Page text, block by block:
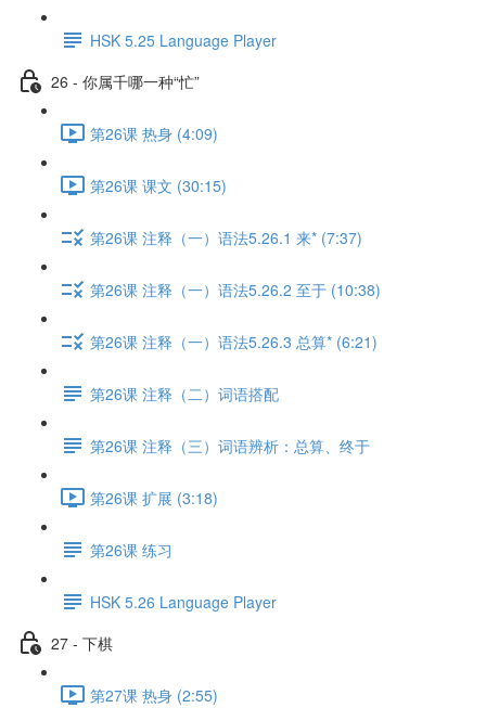
HSK 5.25 Language Player
26 - 你属千哪一种“忙”
第26课 热身 (4:09)
第26课 课文 (30:15)
第26课 注释（一）语法5.26.1 来* (7:37)
第26课 注释（一）语法5.26.2 至于 (10:38)
第26课 注释（一）语法5.26.3 总算* (6:21)
第26课 注释（二）词语搭配
第26课 注释（三）词语辨析：总算、终于
第26课 扩展 (3:18)
第26课 练习
HSK 5.26 Language Player
27 - 下棋
第27课 热身 (2:55)